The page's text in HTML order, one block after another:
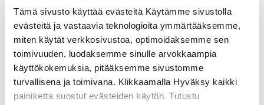
Tämä sivusto käyttää evästeitä Käytämme sivustolla
evästeitä ja vastaavia teknologioita ymmärtääksemme,
miten käytät verkkosivustoa, optimoidaksemme sen
toimivuuden, luodaksemme sinulle arvokkaampia
käyttökokemuksia, pitääksemme sivustomme
turvallisena ja toimivana. Klikkaamalla Hyväksy kaikki
painiketta suostut evästeiden käytön. Tutustu
Messuseinäke omalla printilläsi alk. 199€